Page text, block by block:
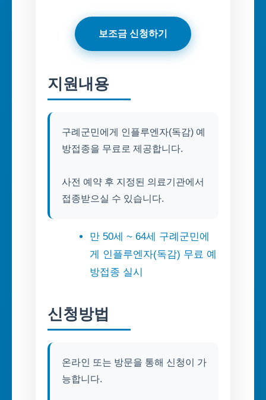
보조금 신청하기
지원내용
구례군민에게 인플루엔자(독감) 예
방접종을 무료로 제공합니다.
사전 예약 후 지정된 의료기관에서
접종받으실 수 있습니다.
만 50세 ~ 64세 구례군민에
게 인플루엔자(독감) 무료 예
방접종 실시
신청방법
온라인 또는 방문을 통해 신청이 가
능합니다.